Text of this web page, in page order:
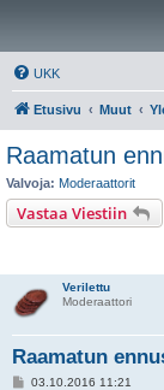
UKK
Etusivu Muut
Raamatun
Valvoja: Moderaattorit
Vastaa Viestiin
Verilettu
Moderaattori
Raamatun
V03.10.2016 11:21